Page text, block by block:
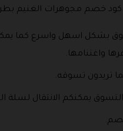
كود خصم مجوهرات الغنيم
اسهل واسرع كما
واغتنامها.
تريدون تسوقه.
يمكنكم الانتقال لسلة